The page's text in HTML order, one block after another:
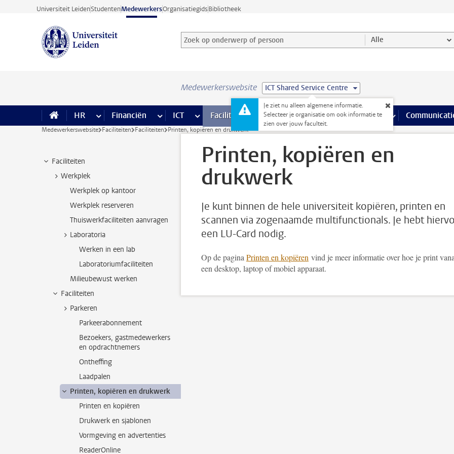
Ga direct naar de inhoud
Universiteit LeidenStudentenMedewerkersOrganisatiegidsBibliotheek
Zoek op onderwerp of persoon en selecteer categorie
Zoekterm Alle
Medewerkerswebsite ICT Shared Service Centre
Je ziet nu alleen algemene informatie.
Selecteer je organisatie om ook informatie te
zien over jouw faculteit.
HR meer HR pagina’s
Financiën meer Financiën pagina’s
ICT meer ICT pagina’s
Faciliteiten meer Faciliteiten pagina’s
Onderwijs meer Onderwijs pagina’s
Onderzoek meer Onderzoek
Medewerkerswebsite Faciliteiten Faciliteiten Printen, kopiëren en drukwerk
Faciliteiten
Werkplek
Werkplek op kantoor
Werkplek reserveren
Thuiswerkfaciliteiten aanvragen
Laboratoria
Werken in een lab
Laboratoriumfaciliteiten
Milieubewust werken
Faciliteiten
Parkeren
Parkeerabonnement
Bezoekers, gastmedewerkers
en opdrachtnemers
Ontheffing
Laadpalen
Printen, kopiëren en drukwerk
Printen en kopiëren
Drukwerk en sjablonen
Vormgeving en advertenties
ReaderOnline
Printen, kopiëren en
drukwerk
Je kunt binnen de hele universiteit kopiëren, printen en
scannen via zogenaamde multifunctionals. Je hebt
een LU-Card nodig.
Op de pagina Printen en kopiëren vind je meer informatie over hoe je print
een desktop, laptop of mobiel apparaat.